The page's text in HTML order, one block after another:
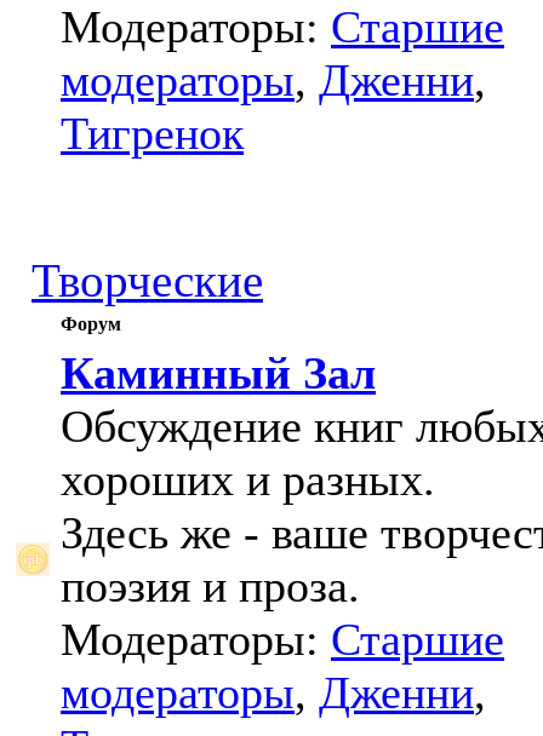
Модераторы: Старшие
модераторы, Дженни,
Тигренок
Творческие
Форум
Каминный Зал
Обсуждение книг
хороших и разных.
Здесь же - ваше
поэзия и проза.
Модераторы: Старшие
модераторы, Дженни,